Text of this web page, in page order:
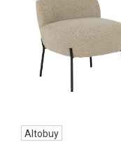
Altobuy